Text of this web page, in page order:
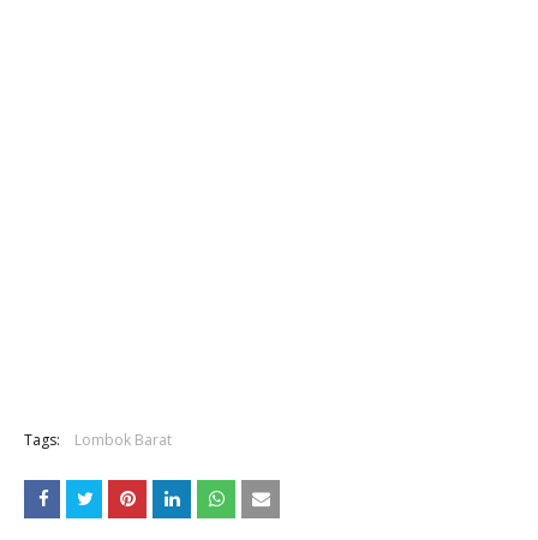
Tags: Lombok Barat